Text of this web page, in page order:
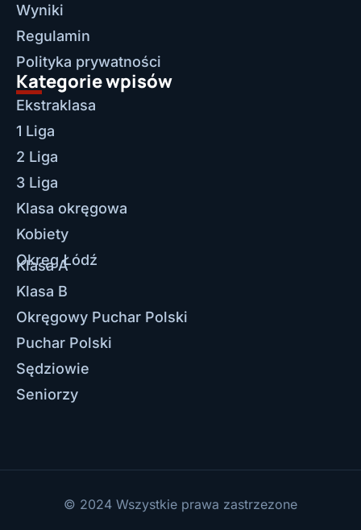
Wyniki
Regulamin
Polityka prywatności
Kategorie wpisów
Ekstraklasa
1 Liga
2 Liga
3 Liga
Klasa okręgowa
Kobiety
Okręg Łódź
Klasa A
Klasa B
Okręgowy Puchar Polski
Puchar Polski
Sędziowie
Seniorzy
© 2024 Wszystkie prawa zastrzezone